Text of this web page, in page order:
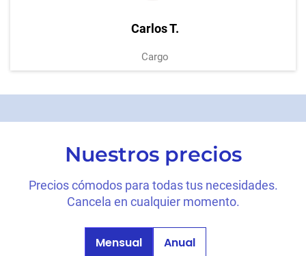
Carlos T.
Cargo
Nuestros precios
Precios cómodos para todas tus necesidades.
Cancela en cualquier momento.
Mensual Anual